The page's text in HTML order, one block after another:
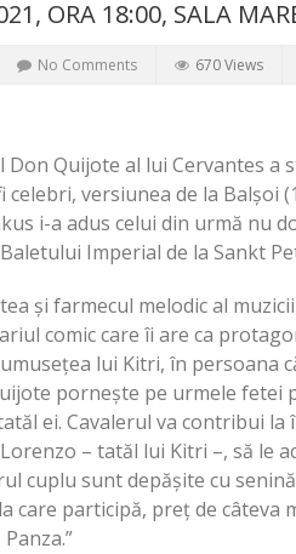
ORA 18:00, SALA
No Comments 670 Views
Don Quijote al lui Cervantes
celebri, versiunea de la
i-a adus celui din urmă nu
Imperial de la Sankt
și farmecul melodic al
comic care îi are ca
lui Kitri, în persoana
pornește pe urmele fetei
ei. Cavalerul va contribui
– tatăl lui Kitri –, să le
cuplu sunt depășite cu
care participă, preț de câteva